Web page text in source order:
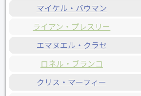
マイケル・バウマン
ライアン・プレスリー
エマヌエル・クラセ
ロネル・ブランコ
クリス・マーフィー